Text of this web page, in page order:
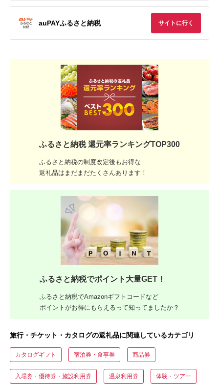
auPAYふるさと納税 サイトに行く
ふるさと納税 還元率ランキングTOP300
ふるさと納税の制度改定後もお得な
返礼品はまだまだたくさんあります！
ふるさと納税でポイント大量GET！
ふるさと納税でAmazonギフトコードなど
ポイントがお得にもらえるって知ってましたか？
旅行・チケット・カタログの返礼品に関連しているカテゴリ
カタログギフト 宿泊券・食事券 商品券
入場券・優待券・施設利用券 温泉利用券 体験・ツアー